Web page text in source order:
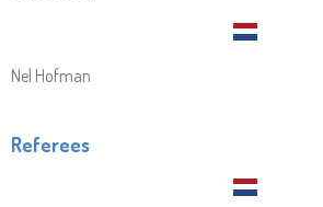
Nel Hofman
Referees